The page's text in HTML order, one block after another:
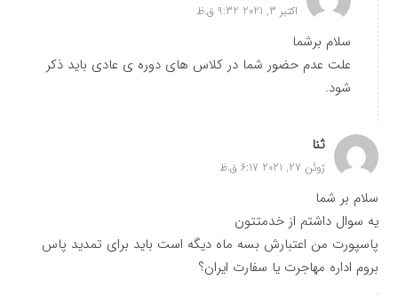
اکتبر 3, 2021 9:32 ق.ظ
سلام برشما
علت عدم حضور شما در کلاس های دوره ی عادی باید ذکر
شود.
ثنا
ژوئن 27, 2021 6:17 ق.ظ
سلام بر شما
یه سوال داشتم از خدمتتون
پاسپورت من اعتبارش بسه ماه دیگه است باید برای تمدید پاس
بروم اداره مهاجرت یا سفارت ایران؟